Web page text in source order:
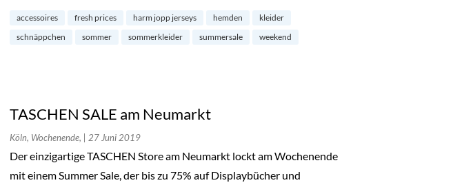
accessoires fresh prices harm jopp jerseys hemden
kleider
schnäppchen
sommer sommerkleider summersale weekend
TASCHEN SALE am Neumarkt
Köln, Wochenende, | 27 Juni 2019
Der einzigartige TASCHEN Store am Neumarkt lockt am Wochenende
mit einem Summer Sale, der bis zu 75% auf Displaybücher und